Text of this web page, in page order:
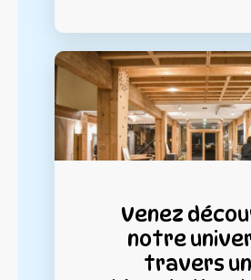
Venez
notre
travers